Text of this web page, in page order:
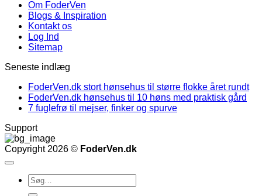
Om FoderVen
Blogs & Inspiration
Kontakt os
Log Ind
Sitemap
Seneste indlæg
FoderVen.dk stort hønsehus til større flokke året rundt
FoderVen.dk hønsehus til 10 høns med praktisk gård
7 fuglefrø til mejser, finker og spurve
Support
Copyright 2026 © FoderVen.dk
Søg
efter: